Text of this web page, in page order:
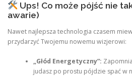
Ups! Co może pójść nie
awarie)
Nawet najlepsza technologia czasem
przydarzyć Twojemu nowemu wizjerowi:
„Głód Energetyczny”:
judasz po prostu pójdzie spać w